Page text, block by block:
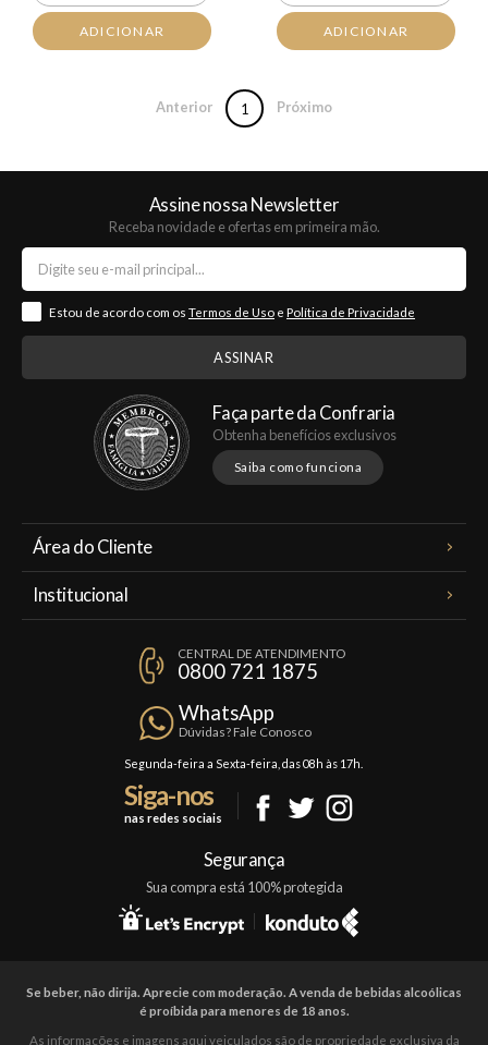
ADICIONAR ADICIONAR
Anterior 1 Próximo
Assine nossa Newsletter
Receba novidade e ofertas em primeira mão.
Estou de acordo com os Termos de Uso e Política de Privacidade
Faça parte da Confraria
Obtenha benefícios exclusivos
Saiba como funciona
Área do Cliente
Meus Pedidos
Institucional
A Famiglia Valduga
Política de Privacidade
Trocas e Devoluções
Formas de Pagamento
CENTRAL DE ATENDIMENTO
0800 721 1875
WhatsApp
Dúvidas? Fale Conosco
Segunda-feira a Sexta-feira, das 08h às 17h.
Siga-nos
nas redes sociais
Segurança
Sua compra está 100% protegida
Se beber, não dirija. Aprecie com moderação. A venda de bebidas alcoólicas
é proíbida para menores de 18 anos.
As informações e imagens aqui veiculados são de propriedade exclusiva da